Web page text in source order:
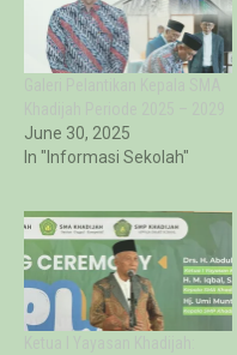
June 30, 2025
In "Informasi Sekolah"